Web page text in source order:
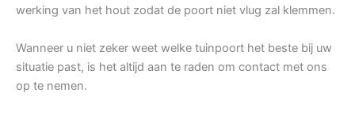
werking van het hout zodat de poort niet vlug zal klemmen.
Wanneer u niet zeker weet welke tuinpoort het beste bij uw
situatie past, is het altijd aan te raden om contact met ons
op te nemen.